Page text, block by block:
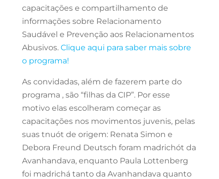
capacitações e compartilhamento de
informações sobre Relacionamento
Saudável e Prevenção aos Relacionamentos
Abusivos. Clique aqui para saber mais sobre
o programa!
As convidadas, além de fazerem parte do
programa , são “filhas da CIP”. Por esse
motivo elas escolheram começar as
capacitações nos movimentos juvenis, pelas
suas tnuót de origem: Renata Simon e
Debora Freund Deutsch foram madrichót da
Avanhandava, enquanto Paula Lottenberg
foi madrichá tanto da Avanhandava quanto